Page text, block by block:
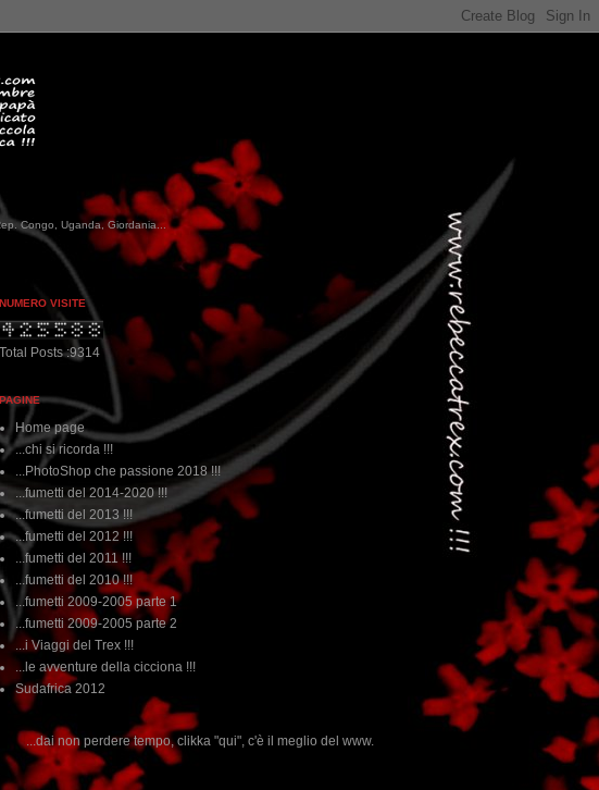
Congo, Uganda, Giordania...
...qui trovate il nostro viaggio in MESSICO
NUMERO VISITE
Total Posts :9314
PAGINE
Home page
...chi si ricorda !!!
...PhotoShop che passione 2018 !!!
...fumetti del 2014-2020 !!!
...fumetti del 2013 !!!
...fumetti del 2012 !!!
...fumetti del 2011 !!!
...fumetti del 2010 !!!
...fumetti 2009-2005 parte 1
...fumetti 2009-2005 parte 2
...i Viaggi del Trex !!!
...le avventure della cicciona !!!
Sudafrica 2012
clikka "qui", c'è il meglio del www.rebeccatrex.com